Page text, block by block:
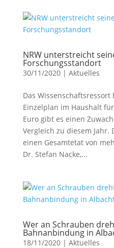
NRW unterstreicht
Forschungsstandort
30/11/2020| Aktuelles
Das
Einzelplan im Haushalt
Euro gibt es einen
Vergleich zu diesem Jahr.
einen Gesamtetat von
Dr. Stefan Nacke,...
Wer an Schrauben
Bahnanbindung in
18/11/2020| Aktuelles